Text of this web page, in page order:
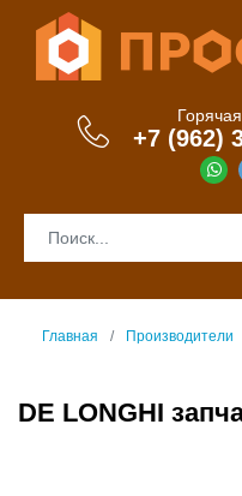
+7 (962)
Главная Производители
DE LONGHI